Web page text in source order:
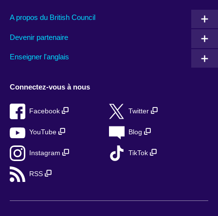
A propos du British Council
Devenir partenaire
Enseigner l'anglais
Connectez-vous à nous
Facebook Twitter
YouTube Blog
Instagram TikTok
RSS